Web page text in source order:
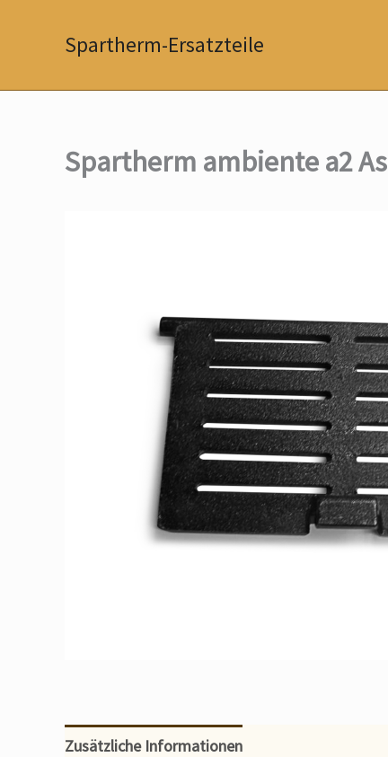
Spartherm-Ersatzteile
Spartherm ambiente a2
Zusätzliche Informationen